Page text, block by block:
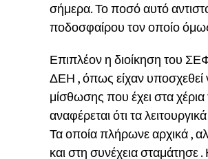
σήμερα. Το ποσό αυτό
ποδοσφαίρου τον οποίο
Επιπλέον η διοίκηση του
ΔΕΗ , όπως είχαν υποσχεθεί
μίσθωσης που έχει στα
αναφέρεται ότι τα
Τα οποία πλήρωνε αρχικά ,
και στη συνέχεια